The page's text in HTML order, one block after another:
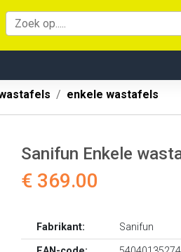
enkele wastafels
Sanifun Enkele
€ 369.00
Fabrikant:
Sanifun